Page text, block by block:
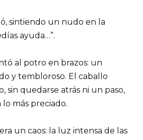
sintiendo un nudo en la
ayuda…”.
al potro en brazos: un
y tembloroso. El caballo
sin quedarse atrás ni un paso,
más preciado.
un caos: la luz intensa de las